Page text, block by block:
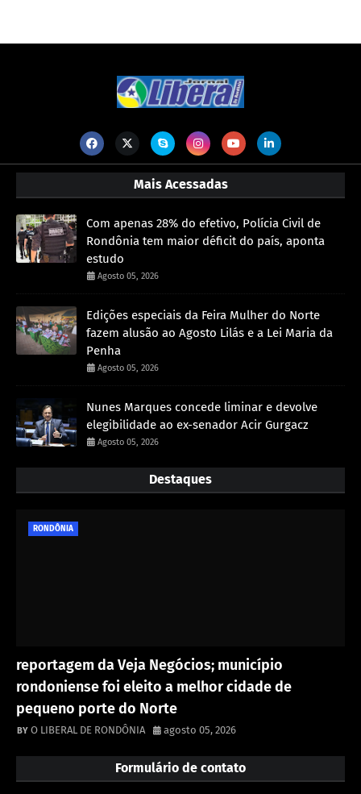
Mais Acessadas
Com apenas 28% do efetivo, Polícia Civil de
Rondônia tem maior déficit do país, aponta
estudo
Agosto 05, 2026
Edições especiais da Feira Mulher do Norte
fazem alusão ao Agosto Lilás e a Lei Maria da
Penha
Agosto 05, 2026
Nunes Marques concede liminar e devolve
elegibilidade ao ex-senador Acir Gurgacz
Agosto 05, 2026
Destaques
RONDÔNIA
reportagem da Veja Negócios; município
rondoniense foi eleito a melhor cidade de
pequeno porte do Norte
O LIBERAL DE RONDÔNIA agosto 05, 2026
Formulário de contato